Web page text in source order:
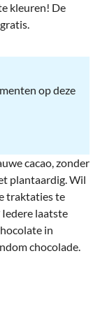
kleuren! De
op deze
cacao, zonder
plantaardig. Wil
traktaties te
laatste
in
chocolade.